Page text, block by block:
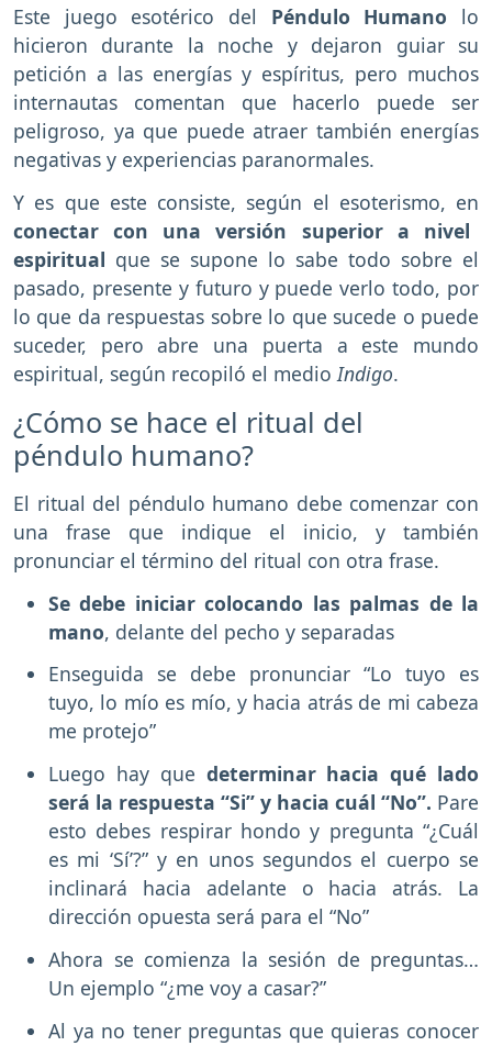
Este juego esotérico del Péndulo Humano lo
hicieron durante la noche y dejaron guiar su
petición a las energías y espíritus, pero muchos
internautas comentan que hacerlo puede ser
peligroso, ya que puede atraer también energías
negativas y experiencias paranormales.
Y es que este consiste, según el esoterismo, en
conectar con una versión superior a nivel
espiritual que se supone lo sabe todo sobre el
pasado, presente y futuro y puede verlo todo, por
lo que da respuestas sobre lo que sucede o puede
suceder, pero abre una puerta a este mundo
espiritual, según recopiló el medio Indigo.
¿Cómo se hace el ritual del
péndulo humano?
El ritual del péndulo humano debe comenzar con
una frase que indique el inicio, y también
pronunciar el término del ritual con otra frase.
Se debe iniciar colocando las palmas de la
mano, delante del pecho y separadas
Enseguida se debe pronunciar “Lo tuyo es
tuyo, lo mío es mío, y hacia atrás de mi cabeza
me protejo”
Luego hay que determinar hacia qué lado
será la respuesta “Si” y hacia cuál “No”. Pare
esto debes respirar hondo y pregunta “¿Cuál
es mi ‘Sí’?” y en unos segundos el cuerpo se
inclinará hacia adelante o hacia atrás. La
dirección opuesta será para el “No”
Ahora se comienza la sesión de preguntas…
Un ejemplo “¿me voy a casar?”
Al ya no tener preguntas que quieras conocer